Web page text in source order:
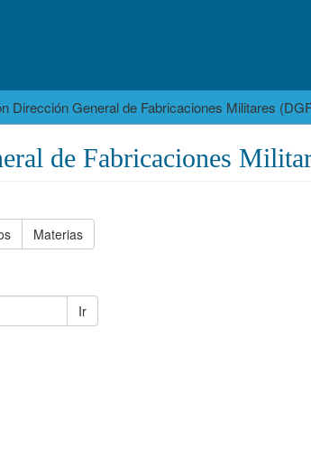
Dirección General de Fabricaciones Militares
de Fabricaciones
Materias
Ir